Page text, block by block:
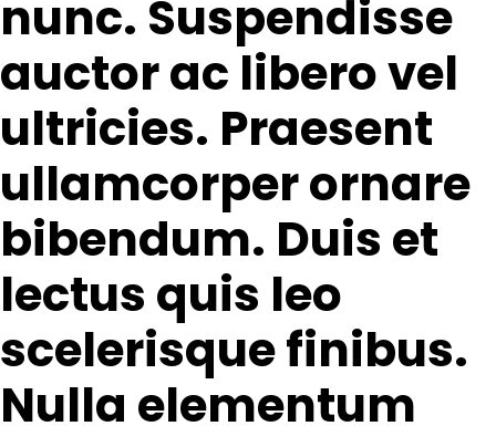
nunc. Suspendisse
auctor ac libero vel
ultricies. Praesent
ullamcorper ornare
bibendum. Duis et
lectus quis leo
scelerisque finibus.
Nulla elementum